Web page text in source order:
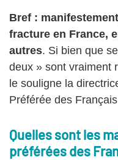
Bref :
fracture en France,
autres. Si bien que
deux » sont vraiment
le souligne la
Préférée des
Quelles sont les
préférées des